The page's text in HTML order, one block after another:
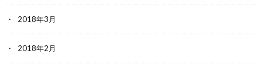
2018年3月
2018年2月